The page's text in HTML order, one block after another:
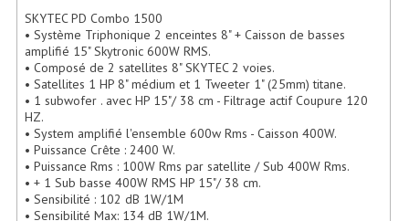
Haut-Parleurs Amplis Guitare
Moteurs Pavillons Pour Enceinte
Tweeters Pour Enceintes
Lecteurs Audio & Sources
Platines Disque Vinyles
SKYTEC PD Combo 1500
• Système Triphonique 2 enceintes 8" + Caisson de basses
amplifié 15" Skytronic 600W RMS.
• Composé de 2 satellites 8" SKYTEC 2 voies.
• Satellites 1 HP 8" médium et 1 Tweeter 1" (25mm) titane.
• 1 subwofer . avec HP 15"/ 38 cm - Filtrage actif Coupure 120
HZ.
• System amplifié l'ensemble 600w Rms - Caisson 400W.
• Puissance Crête : 2400 W.
• Puissance Rms : 100W Rms par satellite / Sub 400W Rms.
• + 1 Sub basse 400W RMS HP 15"/ 38 cm.
• Sensibilité : 102 dB 1W/1M
• Sensibilité Max: 134 dB 1W/1M.